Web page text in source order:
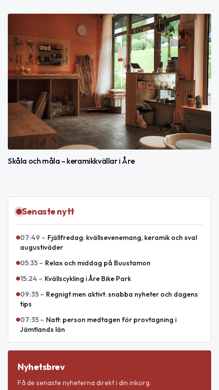
Skåla och måla – keramikkvällar i Åre
Senaste nytt
07:49 – Fjällfredag: kvällsevenemang, keramik och sval
augustiväder
05:35 – Relax och middag på Buustamon
15:24 – Kvällscykling i Åre Bike Park
09:35 – Regnigt men aktivt: snabba nyheter och dagens
tips
07:35 – Natt: person medtagen för provtagning i
Jämtlands län
Nyhetsbrev
Få de senaste nyheterna direkt i din inkorg.